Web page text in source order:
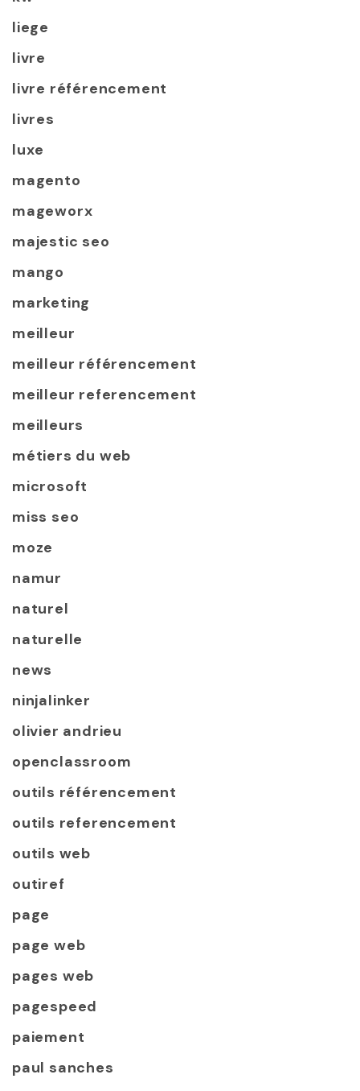
liege
livre
livre référencement
livres
luxe
magento
mageworx
majestic seo
mango
marketing
meilleur
meilleur référencement
meilleur referencement
meilleurs
métiers du web
microsoft
miss seo
moze
namur
naturel
naturelle
news
ninjalinker
olivier andrieu
openclassroom
outils référencement
outils referencement
outils web
outiref
page
page web
pages web
pagespeed
paiement
paul sanches